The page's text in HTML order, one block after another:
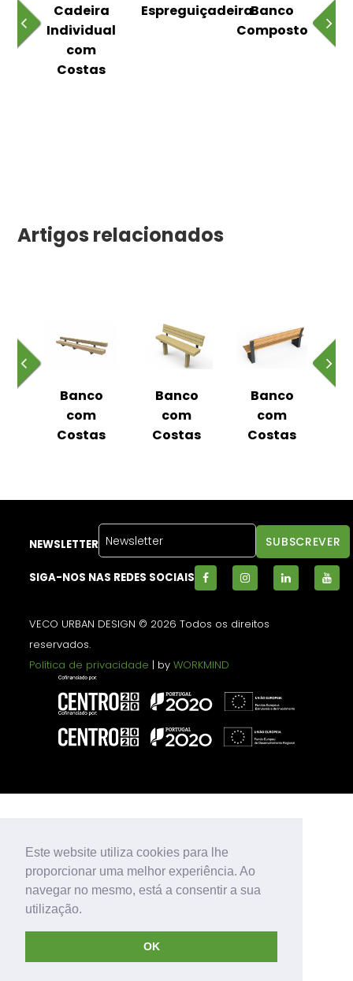
Este website utiliza cookies para lhe
proporcionar uma melhor experiência. Ao
navegar no mesmo, está a consentir a sua
utilização.
OK
Cadeira
Individual
com
Costas
EspreguiçadeiraBanco
Composto
Artigos relacionados
Banco
com
Costas
Banco
com
Costas
Banco
com
Costas
NEWSLETTER
SIGA-NOS NAS REDES SOCIAIS
VECO URBAN DESIGN © 2026 Todos os direitos
reservados.
Política de privacidade | byWORKMIND